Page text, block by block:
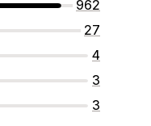
962
27
4
3
3